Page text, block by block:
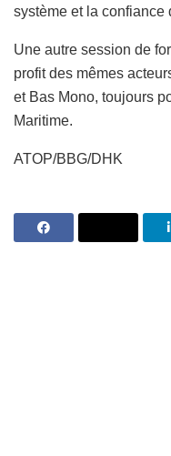
système et la confiance
Une autre session de
profit des mêmes
et Bas Mono, toujours
Maritime.
ATOP/BBG/DHK